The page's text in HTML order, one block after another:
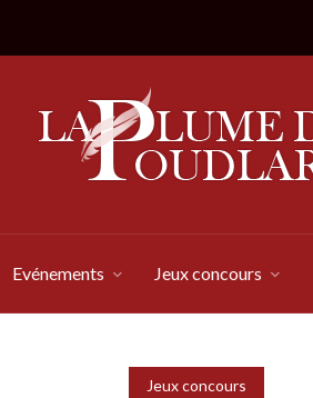
Evénements Jeux concours
Jeux concours